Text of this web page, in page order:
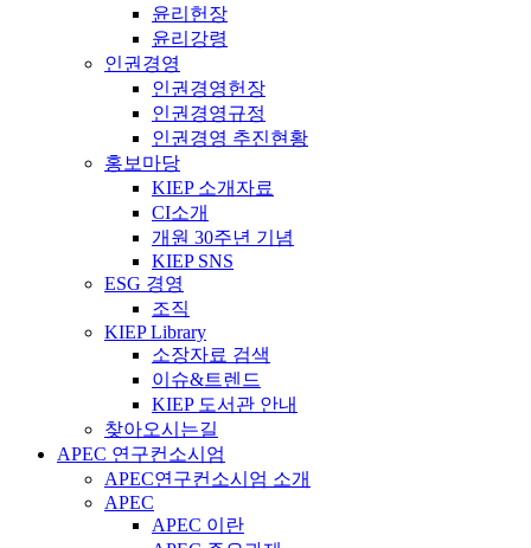
윤리헌장
윤리강령
인권경영
인권경영헌장
인권경영규정
인권경영 추진현황
홍보마당
KIEP 소개자료
CI소개
개원 30주년 기념
KIEP SNS
ESG 경영
조직
KIEP Library
소장자료 검색
이슈&트렌드
KIEP 도서관 안내
찾아오시는길
APEC 연구컨소시엄
APEC연구컨소시엄 소개
APEC
APEC 이란